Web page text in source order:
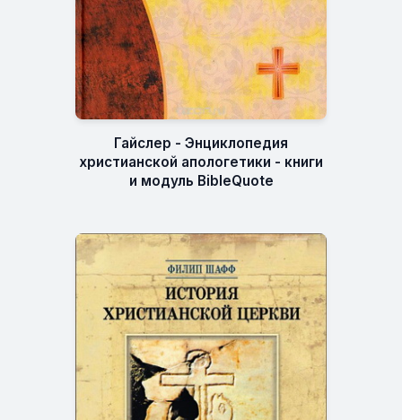
Гайслер - Энциклопедия
христианской апологетики - книги
и модуль BibleQuote